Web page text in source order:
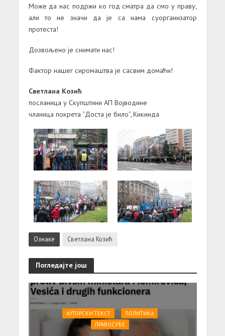
Може да нас подржи ко год сматра да смо у праву,
али то не значи да је са нама суорганизатор
протеста!
Дозвољено је снимати нас!
Фактор нашег сиромаштва је сасвим домаћи!
Светлана Козић
посланица у Скупштини АП Војводине
чланица покрета “Доста је било”, Кикинда
Ознаке Светлана Козић
Погледајте још
АУТОРСКИ ТЕКСТ
ПОЛИТИКА
ПРАВОСУЂЕ